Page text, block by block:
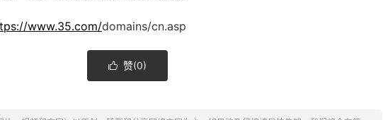
www.35.com/domains/cn.asp
 赞(0)